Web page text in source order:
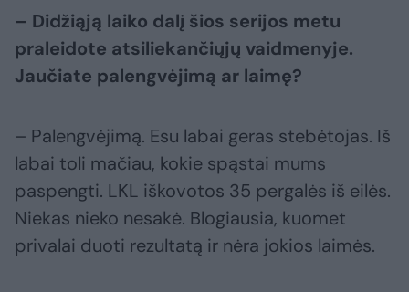
– Didžiąją laiko dalį šios serijos metu
praleidote atsiliekančiųjų vaidmenyje.
Jaučiate palengvėjimą ar laimę?
– Palengvėjimą. Esu labai geras stebėtojas. Iš
labai toli mačiau, kokie spąstai mums
paspengti. LKL iškovotos 35 pergalės iš eilės.
Niekas nieko nesakė. Blogiausia, kuomet
privalai duoti rezultatą ir nėra jokios laimės.